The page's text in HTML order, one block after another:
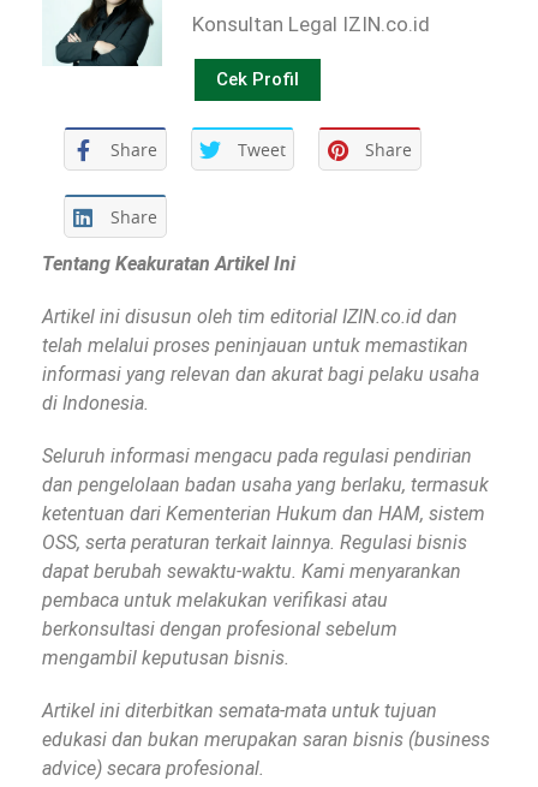
Konsultan Legal IZIN.co.id
Cek Profil
Share Tweet Share
Share
Tentang Keakuratan Artikel Ini
Artikel ini disusun oleh tim editorial IZIN.co.id dan
telah melalui proses peninjauan untuk memastikan
informasi yang relevan dan akurat bagi pelaku usaha
di Indonesia.
Seluruh informasi mengacu pada regulasi pendirian
dan pengelolaan badan usaha yang berlaku, termasuk
ketentuan dari Kementerian Hukum dan HAM, sistem
OSS, serta peraturan terkait lainnya. Regulasi bisnis
dapat berubah sewaktu-waktu. Kami menyarankan
pembaca untuk melakukan verifikasi atau
berkonsultasi dengan profesional sebelum
mengambil keputusan bisnis.
Artikel ini diterbitkan semata-mata untuk tujuan
edukasi dan bukan merupakan saran bisnis (business
advice) secara profesional.